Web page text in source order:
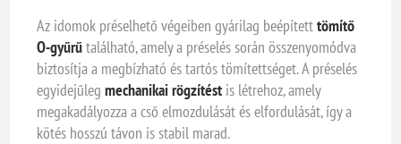
Az idomok préselhető végeiben gyárilag beépítetttömítő
O-gyűrűtalálható, amely a préselés során összenyomódva
biztosítja a megbízható és tartós tömítettséget. A préselés
egyidejűlegmechanikai rögzítést is létrehoz, amely
megakadályozza a cső elmozdulását és elfordulását, így a
kötés hosszú távon is stabil marad.